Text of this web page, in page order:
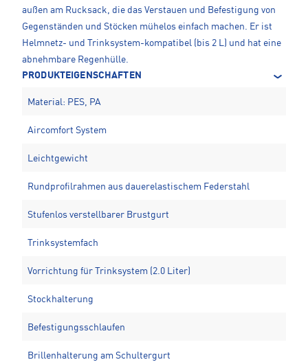
außen am Rucksack, die das Verstauen und Befestigung von
Gegenständen und Stöcken mühelos einfach machen. Er ist
Helmnetz- und Trinksystem-kompatibel (bis 2 L) und hat eine
abnehmbare Regenhülle.
PRODUKTEIGENSCHAFTEN
Material: PES, PA
Aircomfort System
Leichtgewicht
Rundprofilrahmen aus dauerelastischem Federstahl
Stufenlos verstellbarer Brustgurt
Trinksystemfach
Vorrichtung für Trinksystem (2.0 Liter)
Stockhalterung
Befestigungsschlaufen
Brillenhalterung am Schultergurt